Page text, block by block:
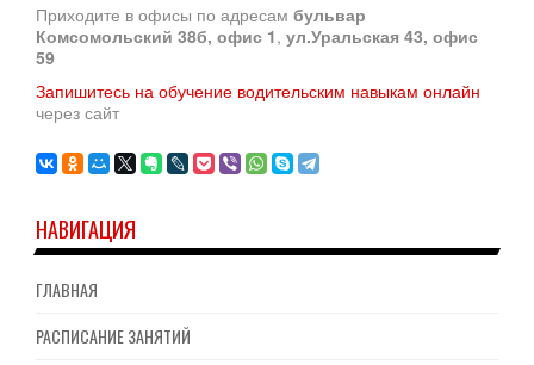
Приходите в офисы по адресам бульвар
Комсомольский 38б, офис 1, ул.Уральская 43, офис
59
Запишитесь на обучение водительским навыкам онлайн
через сайт
НАВИГАЦИЯ
ГЛАВНАЯ
РАСПИСАНИЕ ЗАНЯТИЙ